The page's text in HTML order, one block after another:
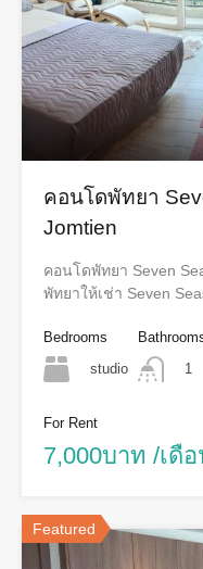
คอนโดพัทยา
Jomtien
คอนโดพัทยา Seven
พัทยาให้เช่า Seven
Bedrooms
studio
1
For Rent
7,000บาท /เดื
Featured